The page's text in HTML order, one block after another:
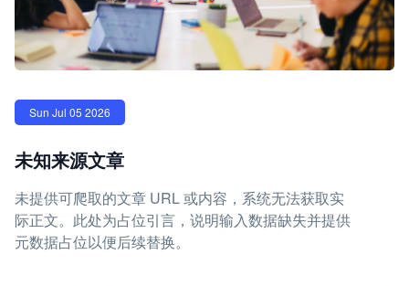
Sun Jul 05 2026
未知来源文章
未提供可爬取的文章 URL 或内容，系统无法获取实
际正文。此处为占位引言，说明输入数据缺失并提供
元数据占位以便后续替换。